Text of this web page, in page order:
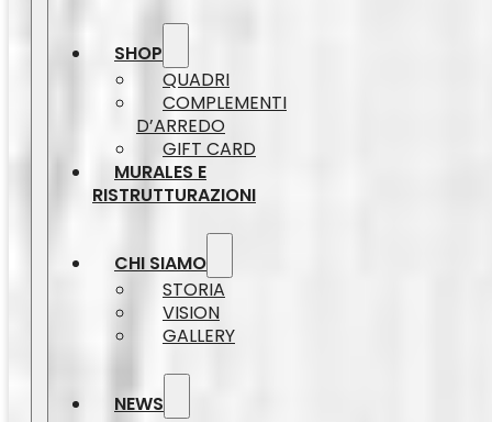
SHOP
QUADRI
COMPLEMENTI
D’ARREDO
GIFT CARD
MURALES E
RISTRUTTURAZIONI
CHI SIAMO
STORIA
VISION
GALLERY
NEWS